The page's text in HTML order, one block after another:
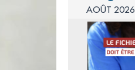
AOÛT 2026